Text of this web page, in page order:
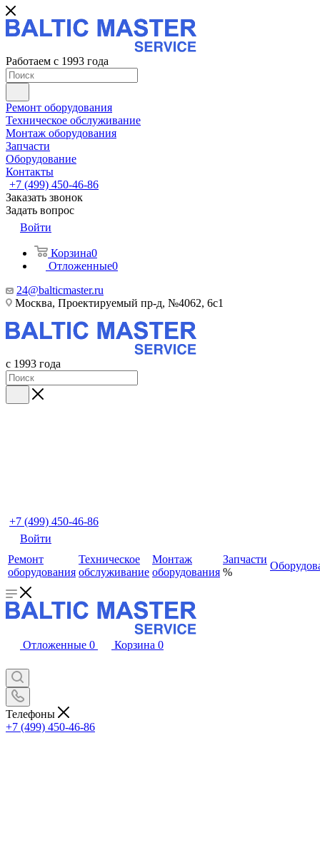
Работаем с 1993 года
Ремонт оборудования
Техническое обслуживание
Монтаж оборудования
Запчасти
Оборудование
Контакты
+7 (499) 450-46-86
Заказать звонок
Задать вопрос
Войти
Корзина0
Отложенные0
24@balticmaster.ru
Москва, Проектируемый пр-д, №4062, 6с1
с 1993 года
+7 (499) 450-46-86
Войти
Ремонт
оборудования
Техническое
обслуживание
Монтаж
оборудования
Запчасти
%
Отложенные 0 Корзина 0
Телефоны
+7 (499) 450-46-86